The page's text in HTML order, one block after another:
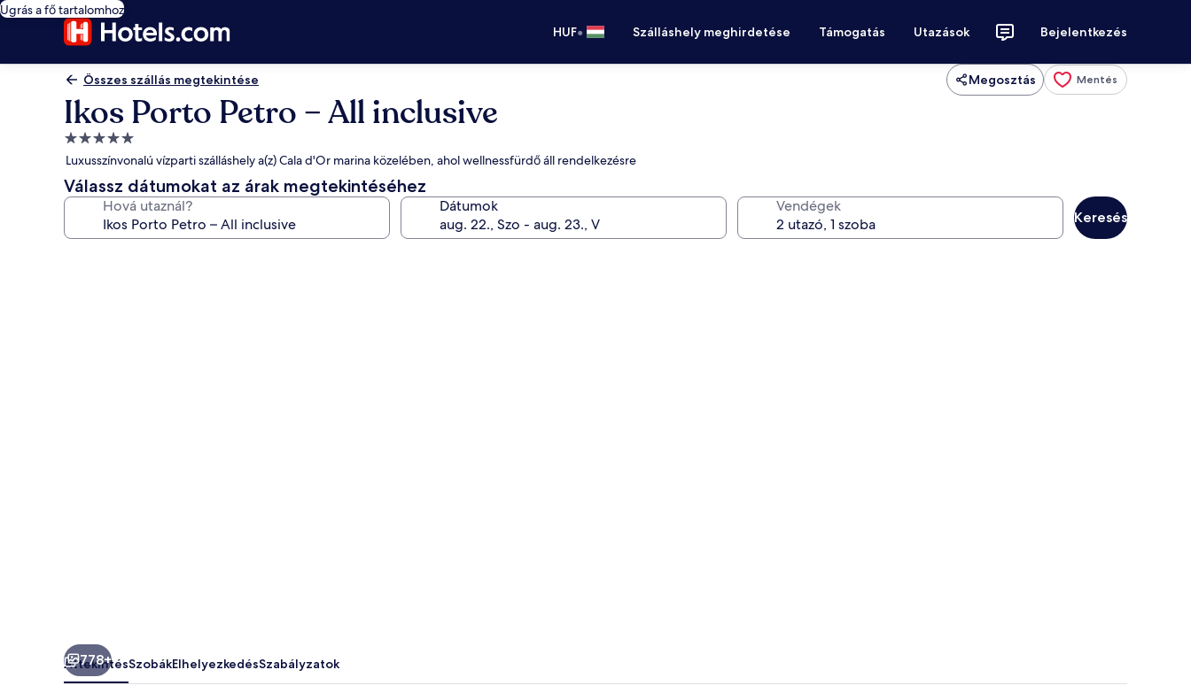
Ugrás a fő tartalomhoz
HUF• Szálláshely meghirdetése Támogatás Utazások Bejelentkezés
Összes szállás megtekintése Megosztás Mentés
Ikos Porto Petro – All inclusive
5.0
csillagos
szálláshely
Luxusszínvonalú vízparti szálláshely a(z) Cala d'Or marina közelében, ahol wellnessfürdő áll rendelkezésre
Válassz dátumokat az árak megtekintéséhez
Hová utaznál? Dátumok Vendégek
Keresés
778+
ÁttekintésSzobákElhelyezkedésSzabályzatok